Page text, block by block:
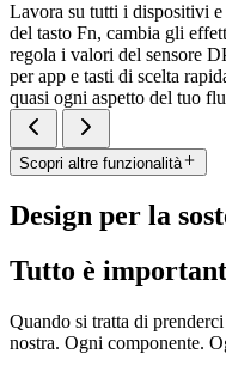
Lavora su tutti i dispositivi
del tasto Fn, cambia gli
regola i valori del sensore
per app e tasti di scelta
quasi ogni aspetto del tuo
Scopri altre funzionalità
Design per la
Tutto è
Quando si tratta di
nostra. Ogni componente.